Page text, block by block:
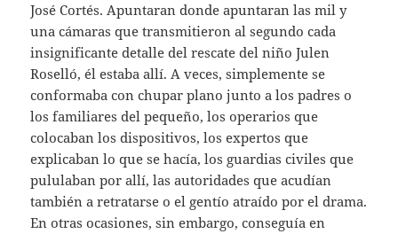
José Cortés. Apuntaran donde apuntaran las mil y
una cámaras que transmitieron al segundo cada
insignificante detalle del rescate del niño Julen
Roselló, él estaba allí. A veces, simplemente se
conformaba con chupar plano junto a los padres o
los familiares del pequeño, los operarios que
colocaban los dispositivos, los expertos que
explicaban lo que se hacía, los guardias civiles que
pululaban por allí, las autoridades que acudían
también a retratarse o el gentío atraído por el drama.
En otras ocasiones, sin embargo, conseguía en